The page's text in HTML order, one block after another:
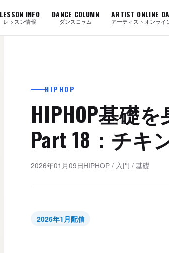
LESSON INFO
レッスン情報
DANCE COLUMN
ダンスコラム
ARTIST ONLINE
アーティストオンライ
HIPHOP
HIPHOP基礎
Part 18：チキ
2026年01月09日HIPHOP / 入門 /基礎
2026年1月配信